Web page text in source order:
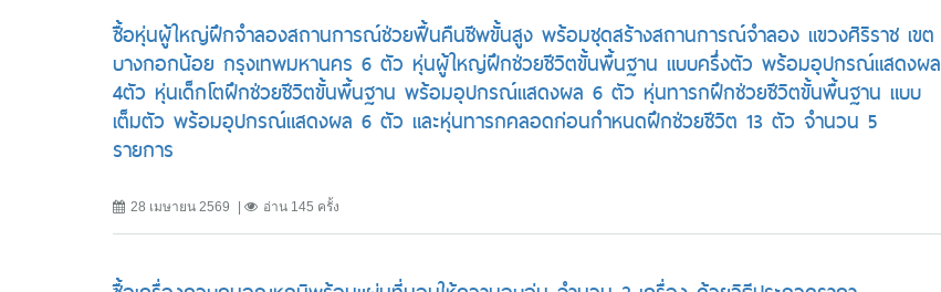
ซื้อหุ่นผู้ใหญ่ฝึกจำลองสถานการณ์ช่วยฟื้นคืนชีพขั้นสูง พร้อมชุดสร้างสถานการณ์จำลอง แขวงศิริราช เขต
บางกอกน้อย กรุงเทพมหานคร 6 ตัว หุ่นผู้ใหญ่ฝึกช่วยชีวิตขั้นพื้นฐาน แบบครึ่งตัว พร้อมอุปกรณ์แสดงผล
4ตัว หุ่นเด็กโตฝึกช่วยชีวิตขั้นพื้นฐาน พร้อมอุปกรณ์แสดงผล 6 ตัว หุ่นทารกฝึกช่วยชีวิตขั้นพื้นฐาน แบบ
เต็มตัว พร้อมอุปกรณ์แสดงผล 6 ตัว และหุ่นทารกคลอดก่อนกำหนดฝึกช่วยชีวิต 13 ตัว จำนวน 5
รายการ
28 เมษายน 2569 อ่าน 145 ครั้ง